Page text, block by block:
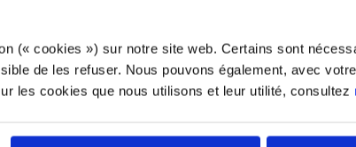
(« cookies ») sur notre site web. Certains sont
de les refuser. Nous pouvons également, avec
les cookies que nous utilisons et leur utilité, consultez
rôle :